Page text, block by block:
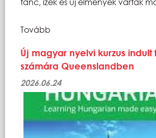
Tovább
Új magyar nyelvi kurzus indult
számára Queenslandben
2026.06.24